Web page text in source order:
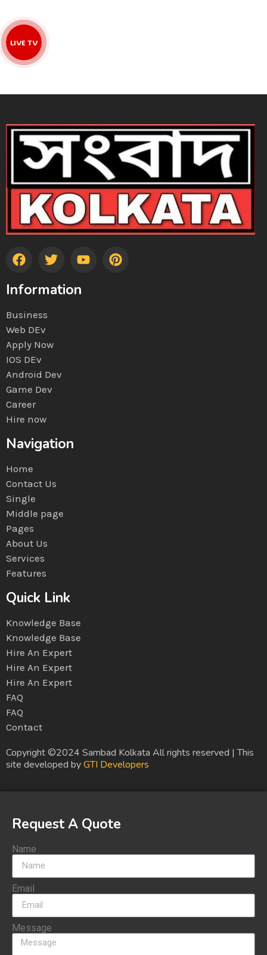
LIVE TV
Information
Business
Web DEv
Apply Now
IOS DEv
Android Dev
Game Dev
Career
Hire now
Navigation
Home
Contact Us
Single
Middle page
Pages
About Us
Services
Features
Quick Link
Knowledge Base
Knowledge Base
Hire An Expert
Hire An Expert
Hire An Expert
FAQ
FAQ
Contact
Copyright ©2024 Sambad Kolkata All rights reserved | This
site developed byGTI Developers
Request A Quote
Name
Email
Message